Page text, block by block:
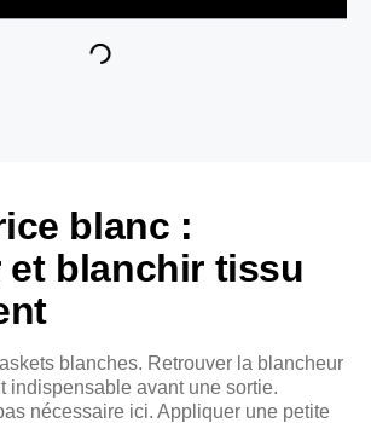
blanc :
et blanchir tissu
blanches. Retrouver la blancheur
indispensable avant une sortie.
nécessaire ici. Appliquer une petite